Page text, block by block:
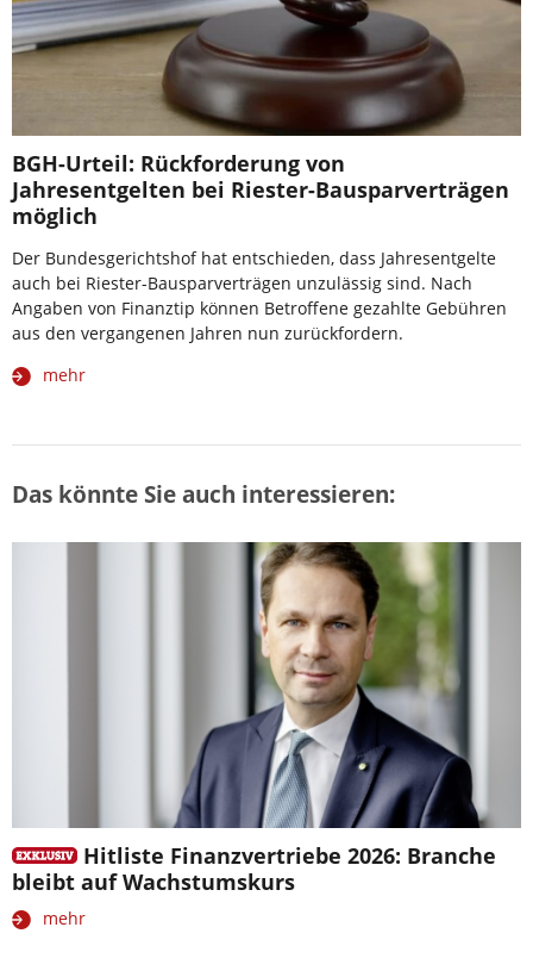
BGH-Urteil: Rückforderung von
Jahresentgelten bei Riester-Bausparverträgen
möglich
Der Bundesgerichtshof hat entschieden, dass Jahresentgelte
auch bei Riester-Bausparverträgen unzulässig sind. Nach
Angaben von Finanztip können Betroffene gezahlte Gebühren
aus den vergangenen Jahren nun zurückfordern.
mehr
Das könnte Sie auch interessieren:
Hitliste Finanzvertriebe 2026: Branche
bleibt auf Wachstumskurs
mehr